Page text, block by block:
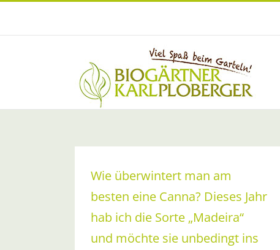
Zum
Wie überwintert man am
besten eine Canna? Dieses Jahr
hab ich die Sorte „Madeira“
und möchte sie unbedingt ins